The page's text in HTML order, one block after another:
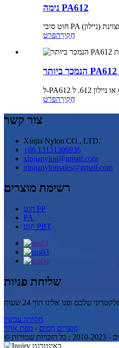
נימה PA612
חֲקִירָהפרט
חֲקִירָהפרט
צור קשר
Xinjia Nylon CO., LTD.
+86 13151306936
xinjianylon@gmail.com
xinjianylonsales@gmail.com
רשימת מוצרים
חוט PP
PA
חוט PBT
שליחת פניות
חקירה עכשיו
מוצרים חמים - מפת אתר